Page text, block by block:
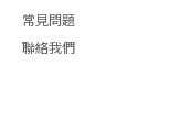
常見問題
聯絡我們